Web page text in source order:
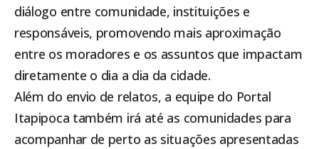
diálogo entre comunidade, instituições e
responsáveis, promovendo mais aproximação
entre os moradores e os assuntos que impactam
diretamente o dia a dia da cidade.
Além do envio de relatos, a equipe do Portal
Itapipoca também irá até as comunidades para
acompanhar de perto as situações apresentadas